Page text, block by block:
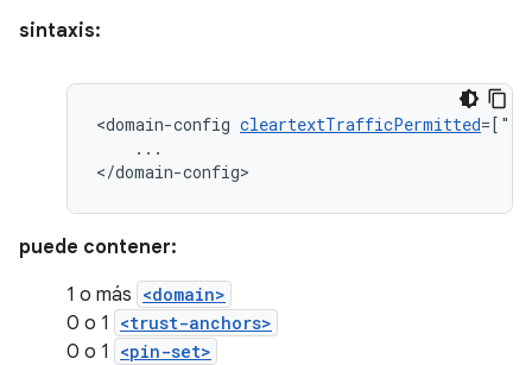
sintaxis:
<domain-config cleartextTrafficPermitted
...
</domain-config>
puede contener:
1 o más <domain>
0 o 1 <trust-anchors>
0 o 1 <pin-set>